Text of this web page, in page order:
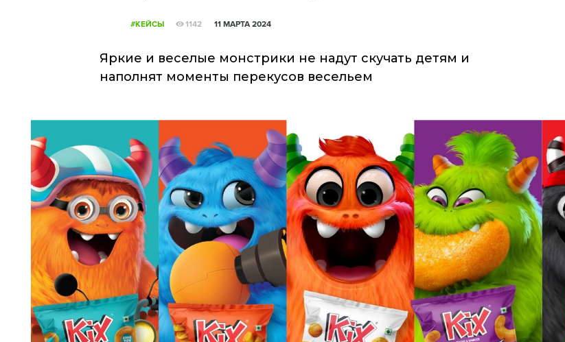
#КЕЙСЫ 1142 11 МАРТА 2024
Яркие и веселые монстрики не надут скучать детям и
наполнят моменты перекусов весельем
ТЕХНОЛОГИИ
ФОТОГРАФИЯ
ТИПОГРАФИКА
ИСТОРИИ БРЕНДОВ
О ПРОЕКТЕ
РЕКЛАМА
КОНТАКТЫ